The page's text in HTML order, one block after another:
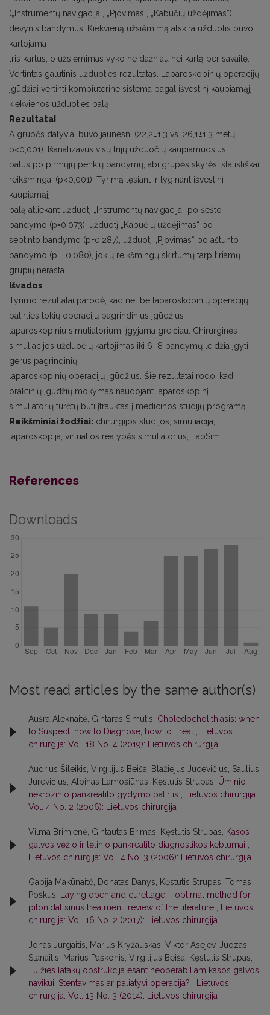
(„Instrumentų navigacija“, „Pjovimas“, „Kabučių uždėjimas“)
devynis bandymus. Kiekvieną užsiėmimą atskira užduotis buvo
kartojama
tris kartus, o užsiėmimas vyko ne dažniau nei kartą per savaitę.
Vertintas galutinis užduoties rezultatas. Laparoskopinių operacijų
įgūdžiai vertinti kompiuterine sistema pagal išvestinį kaupiamąjį
kiekvienos užduoties balą.
Rezultatai
A grupės dalyviai buvo jaunesni (22,2±1,3 vs. 26,1±1,3 metų,
p<0,001). Išanalizavus visų trijų užduočių kaupiamuosius
balus po pirmųjų penkių bandymų, abi grupės skyrėsi statistiškai
reikšmingai (p<0,001). Tyrimą tęsiant ir lyginant išvestinį
kaupiamąjį
balą atliekant užduotį „Instrumentų navigacija“ po šešto
bandymo (p=0,073), užduotį „Kabučių uždėjimas“ po
septinto bandymo (p=0,287), užduotį „Pjovimas“ po aštunto
bandymo (p = 0,080), jokių reikšmingų skirtumų tarp tiriamų
grupių nerasta.
Išvados
Tyrimo rezultatai parodė, kad net be laparoskopinių operacijų
patirties tokių operacijų pagrindinius įgūdžius
laparoskopiniu simuliatoriumi įgyjama greičiau. Chirurginės
simuliacijos užduočių kartojimas iki 6–8 bandymų leidžia įgyti
gerus pagrindinių
laparoskopinių operacijų įgūdžius. Šie rezultatai rodo, kad
praktinių įgūdžių mokymas naudojant laparoskopinį
simuliatorių turėtų būti įtrauktas į medicinos studijų programą.
Reikšminiai žodžiai: chirurgijos studijos, simuliacija,
laparoskopija, virtualios realybės simuliatorius, LapSim.
References
Downloads
Most read articles by the same author(s)
Aušra Aleknaitė, Gintaras Simutis, Choledocholithiasis: when
to Suspect, how to Diagnose, how to Treat
Lietuvos
chirurgija: Vol. 18 No. 4 (2019): Lietuvos chirurgija
Audrius Šileikis, Virgilijus Beiša, Blažiejus Jucevičius, Saulius
Jurevičius, Albinas Lamošiūnas, Kęstutis Strupas, Ūminio
nekrozinio pankreatito gydymo patirtis
Lietuvos chirurgija:
Vol. 4 No. 2 (2006): Lietuvos chirurgija
Vilma Brimienė, Gintautas Brimas, Kęstutis Strupas,
Kasos
galvos vėžio ir lėtinio pankreatito diagnostikos keblumai
Lietuvos chirurgija: Vol. 4 No. 3 (2006): Lietuvos chirurgija
Gabija Makūnaitė, Donatas Danys, Kęstutis Strupas, Tomas
Poškus,
Laying open and curettage – optimal method for
pilonidal sinus treatment: review of the literature
Lietuvos
chirurgija: Vol. 16 No. 2 (2017): Lietuvos chirurgija
Jonas Jurgaitis, Marius Kryžauskas, Viktor Asejev, Juozas
Stanaitis, Marius Paškonis, Virgilijus Beiša, Kęstutis Strupas,
Tulžies latakų obstrukcija esant neoperabiliam kasos galvos
navikui. Stentavimas ar paliatyvi operacija?
Lietuvos
chirurgija: Vol. 13 No. 3 (2014): Lietuvos chirurgija